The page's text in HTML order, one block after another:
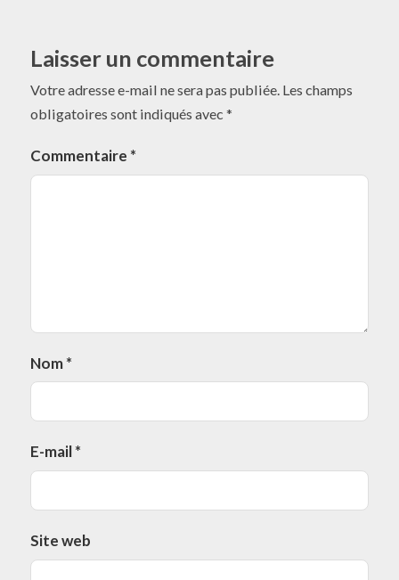
Laisser un commentaire
Votre adresse e-mail ne sera pas publiée. Les champs
obligatoires sont indiqués avec *
Commentaire *
Nom*
E-mail*
Site web